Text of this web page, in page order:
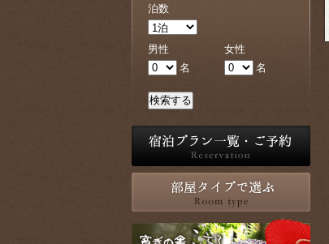
泊数
男性
名
女性
名
検索する